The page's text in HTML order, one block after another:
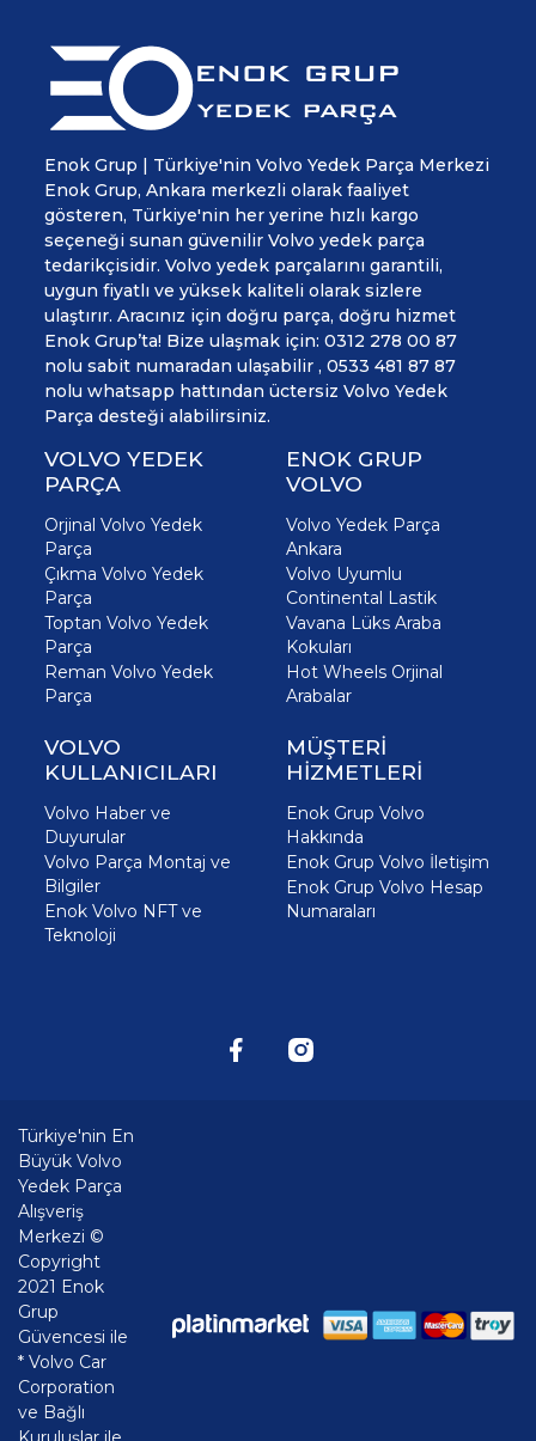
Enok Grup | Türkiye'nin Volvo Yedek Parça Merkezi
Enok Grup, Ankara merkezli olarak faaliyet
gösteren, Türkiye'nin her yerine hızlı kargo
seçeneği sunan güvenilir Volvo yedek parça
tedarikçisidir. Volvo yedek parçalarını garantili,
uygun fiyatlı ve yüksek kaliteli olarak sizlere
ulaştırır. Aracınız için doğru parça, doğru hizmet
Enok Grup’ta! Bize ulaşmak için: 0312 278 00 87
nolu sabit numaradan ulaşabilir , 0533 481 87 87
nolu whatsapp hattından üctersiz Volvo Yedek
Parça desteği alabilirsiniz.
VOLVO YEDEK
PARÇA
Orjinal Volvo Yedek
Parça
Çıkma Volvo Yedek
Parça
Toptan Volvo Yedek
Parça
Reman Volvo Yedek
Parça
ENOK GRUP
VOLVO
Volvo Yedek Parça
Ankara
Volvo Uyumlu
Continental Lastik
Vavana Lüks Araba
Kokuları
Hot Wheels Orjinal
Arabalar
VOLVO
KULLANICILARI
Volvo Haber ve
Duyurular
Volvo Parça Montaj ve
Bilgiler
Enok Volvo NFT ve
Teknoloji
MÜŞTERİ
HİZMETLERİ
Enok Grup Volvo
Hakkında
Enok Grup Volvo İletişim
Enok Grup Volvo Hesap
Numaraları
Türkiye'nin En
Büyük Volvo
Yedek Parça
Alışveriş
Merkezi ©
Copyright
2021 Enok
Grup
Güvencesi ile
* Volvo Car
Corporation
ve Bağlı